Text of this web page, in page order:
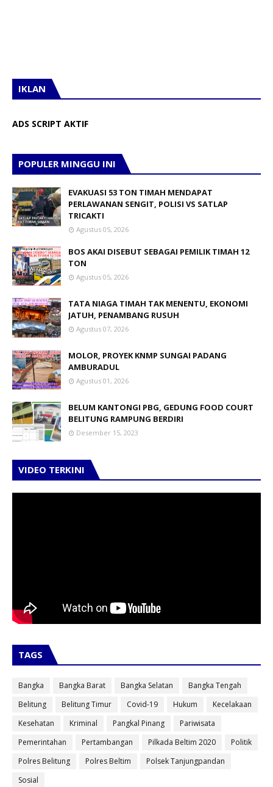
IKLAN
ADS SCRIPT AKTIF
POPULER MINGGU INI
EVAKUASI 53 TON TIMAH MENDAPAT
PERLAWANAN SENGIT, POLISI VS SATLAP
TRICAKTI
Agustus 05, 2026
BOS AKAI DISEBUT SEBAGAI PEMILIK TIMAH 12
TON
Agustus 05, 2026
TATA NIAGA TIMAH TAK MENENTU, EKONOMI
JATUH, PENAMBANG RUSUH
Agustus 07, 2026
MOLOR, PROYEK KNMP SUNGAI PADANG
AMBURADUL
Agustus 01, 2026
BELUM KANTONGI PBG, GEDUNG FOOD COURT
BELITUNG RAMPUNG BERDIRI
Desember 15, 2023
VIDEO TERKINI
TAGS
Bangka Bangka Barat Bangka Selatan
Bangka Tengah
Belitung
Belitung Timur Covid-19 Hukum
Kecelakaan
Kesehatan
Kriminal Pangkal Pinang
Pariwisata
Pemerintahan
Pertambangan Pilkada Beltim 2020
Politik
Polres Belitung
Polres Beltim
Polsek Tanjungpandan
Sosial